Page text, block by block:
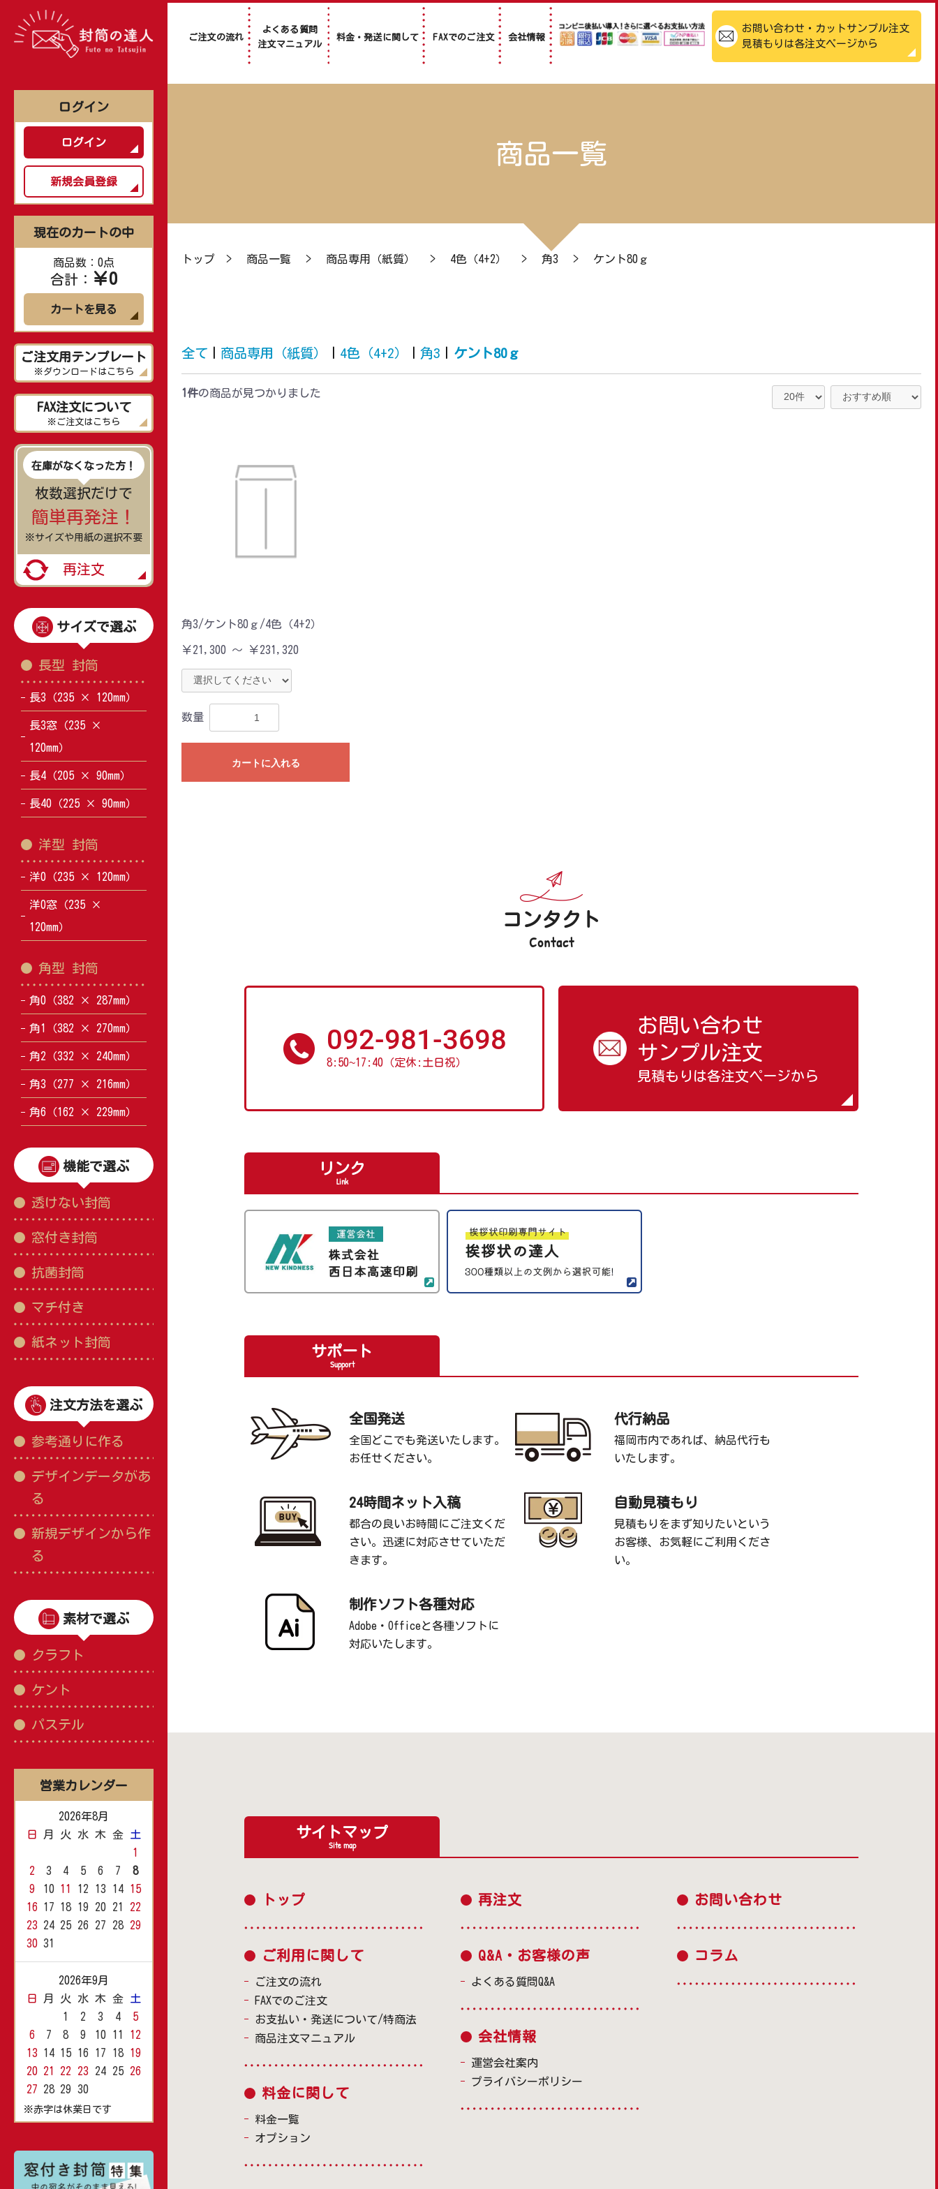
ご注文の流れ
よくある質問
注文マニュアル
料金・発送に関して FAXでのご注文 会社情報
お問い合わせ・カットサンプル注文
見積もりは各注文ページから
ログイン
ログイン
新規会員登録
現在のカートの中
商品数：0点
合計： ￥0
カートを見る
ご注文用テンプレート
※ダウンロードはこちら
FAX注文について
※ご注文はこちら
在庫がなくなった方！
枚数選択だけで
簡単再発注！
※サイズや用紙の選択不要
再注文
サイズで選ぶ
長型 封筒
長3（235 × 120mm）
長3窓（235 ×
120mm）
長4（205 × 90mm）
長40（225 × 90mm）
洋型 封筒
洋0（235 × 120mm）
洋0窓（235 ×
120mm）
角型 封筒
角0（382 × 287mm）
角1（382 × 270mm）
角2（332 × 240mm）
角3（277 × 216mm）
角6（162 × 229mm）
機能で選ぶ
透けない封筒
窓付き封筒
抗菌封筒
マチ付き
紙ネット封筒
注文方法を選ぶ
参考通りに作る
デザインデータがあ
る
新規デザインから作
る
素材で選ぶ
クラフト
ケント
パステル
営業カレンダー
2026年8月
日
月 火 水 木 金
土
1
2
3 4 5 6 7
8
9
10 11 12 13 14
15
16
17 18 19 20 21
22
23 24 25 26 27 28
29
30 31
2026年9月
日
月 火 水 木 金
土
1
2 3 4
5
6
7 8 9 10 11
12
13 14 15 16 17 18
19
20 21 22 23 24 25
26
27
28 29 30
※赤字は休業日です
商品一覧
トップ > 商品一覧 > 商品専用（紙質） > 4色（4+2） > 角3 > ケント80ｇ
全て 商品専用（紙質） 4色（4+2） 角3 ケント80ｇ
1件の商品が見つかりました
角3/ケント80ｇ/4色（4+2）
￥21,300 ～ ￥231,320
数量
カートに入れる
コンタクト
Contact
092-981-3698
8:50~17:40（定休:土日祝）
お問い合わせ
サンプル注文
見積もりは各注文ページから
リンク
Link
サポート
Support
全国発送
全国どこでも発送いたします。
お任せください。
代行納品
福岡市内であれば、納品代行も
いたします。
24時間ネット入稿
都合の良いお時間にご注文くだ
さい。迅速に対応させていただ
きます。
自動見積もり
見積もりをまず知りたいという
お客様、お気軽にご利用くださ
い。
制作ソフト各種対応
Adobe・Officeと各種ソフトに
対応いたします。
サイトマップ
Site map
トップ
ご利用に関して
ご注文の流れ
FAXでのご注文
お支払い・発送について/特商法
商品注文マニュアル
料金に関して
料金一覧
オプション
再注文
Q&A・お客様の声
よくある質問Q&A
会社情報
運営会社案内
プライバシーポリシー
お問い合わせ
コラム